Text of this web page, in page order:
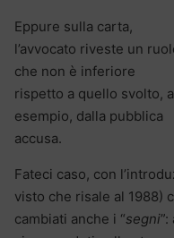
Eppure sulla carta,
l’avvocato riveste un
che non è inferiore
rispetto a quello svolto,
esempio, dalla pubblica
accusa.
Fateci caso, con
visto che risale al 1988)
cambiati anche i “segni